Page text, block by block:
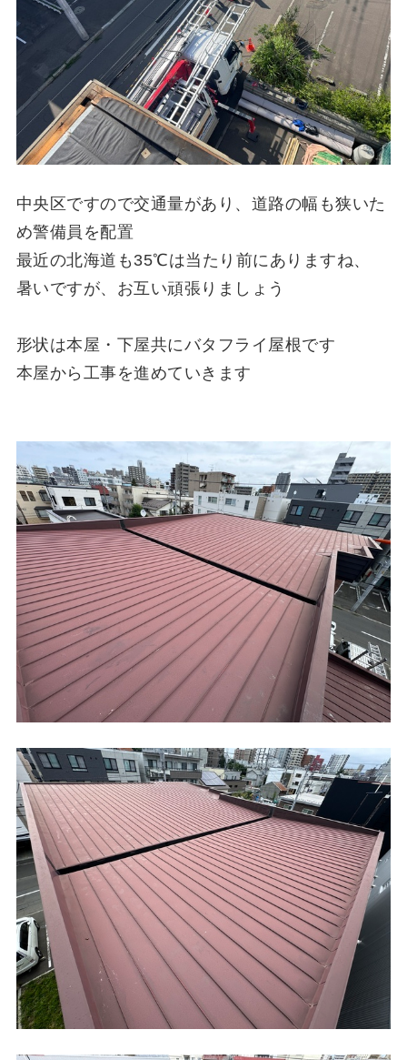
中央区ですので交通量があり、道路の幅も狭いた
め警備員を配置
最近の北海道も35℃は当たり前にありますね、
暑いですが、お互い頑張りましょう
形状は本屋・下屋共にバタフライ屋根です
本屋から工事を進めていきます